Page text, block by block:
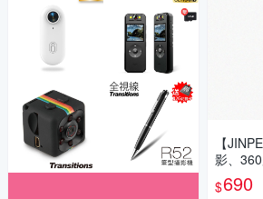
【
影、
機 微
$690